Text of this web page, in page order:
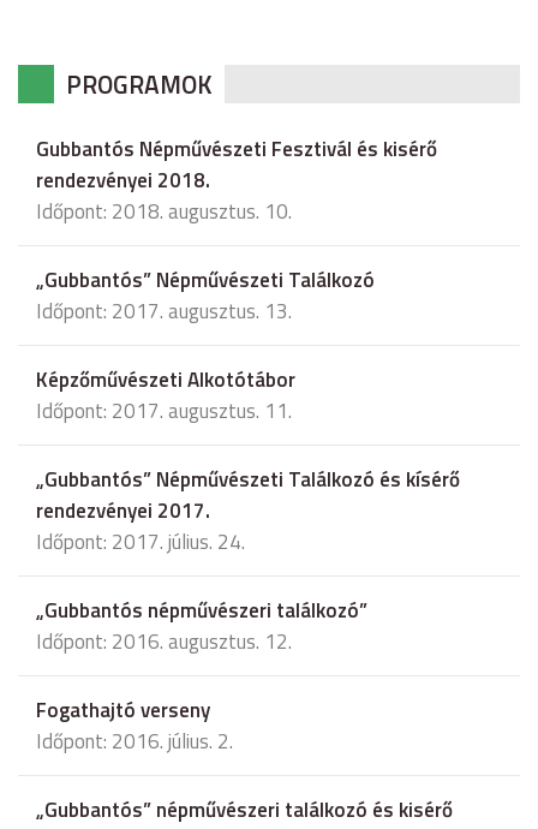
PROGRAMOK
Gubbantós Népművészeti Fesztivál és kisérő
rendezvényei 2018.
Időpont: 2018. augusztus. 10.
„Gubbantós” Népművészeti Találkozó
Időpont: 2017. augusztus. 13.
Képzőművészeti Alkotótábor
Időpont: 2017. augusztus. 11.
„Gubbantós” Népművészeti Találkozó és kísérő
rendezvényei 2017.
Időpont: 2017. július. 24.
„Gubbantós népművészeri találkozó”
Időpont: 2016. augusztus. 12.
Fogathajtó verseny
Időpont: 2016. július. 2.
„Gubbantós” népművészeri találkozó és kisérő